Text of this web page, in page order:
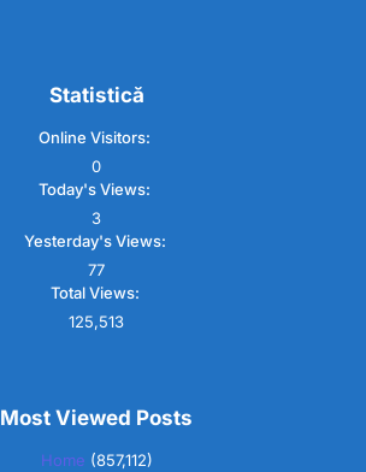
Statistică
Online Visitors:
0
Today's Views:
3
Yesterday's Views:
77
Total Views:
125,513
Most Viewed Posts
Home (857,112)